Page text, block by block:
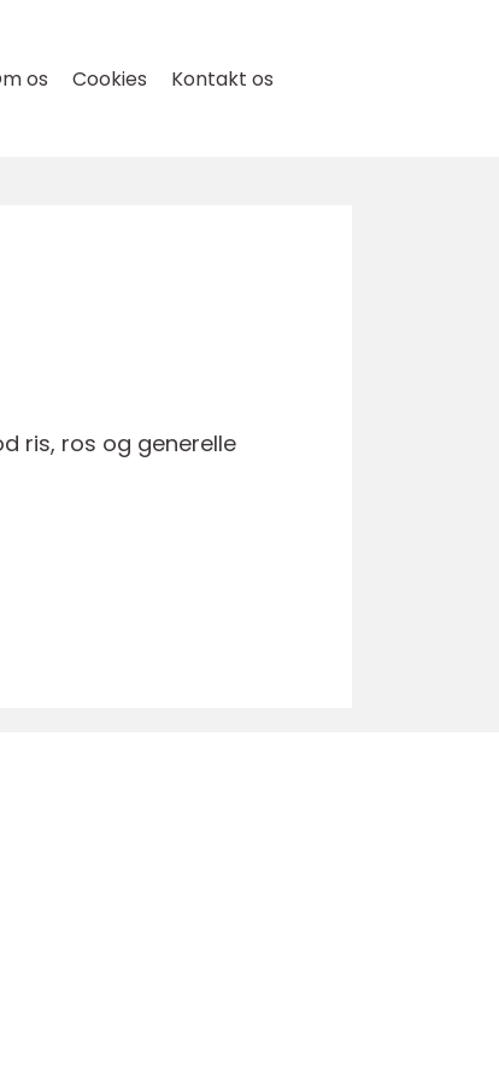
os Cookies Kontakt os
ris, ros og generelle